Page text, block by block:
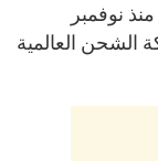
نوفمبر
70% من حركة الشحن العالمية